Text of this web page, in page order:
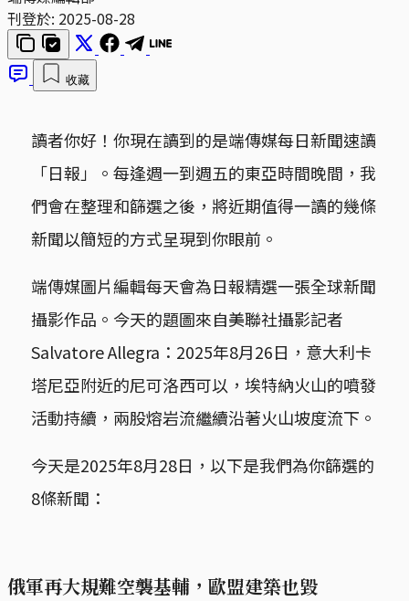
刊登於: 2025-08-28
收藏
讀者你好！你現在讀到的是端傳媒每日新聞速讀
「日報」。每逢週一到週五的東亞時間晚間，我
們會在整理和篩選之後，將近期值得一讀的幾條
新聞以簡短的方式呈現到你眼前。
端傳媒圖片編輯每天會為日報精選一張全球新聞
攝影作品。今天的題圖來自美聯社攝影記者
Salvatore Allegra：2025年8月26日，意大利卡
塔尼亞附近的尼可洛西可以，埃特納火山的噴發
活動持續，兩股熔岩流繼續沿著火山坡度流下。
今天是2025年8月28日，以下是我們為你篩選的
8條新聞：
俄軍再大規難空襲基輔，歐盟建築也毀